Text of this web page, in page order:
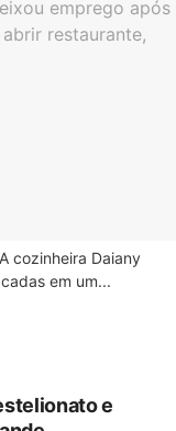
cozinheira Daiany
em um...
e